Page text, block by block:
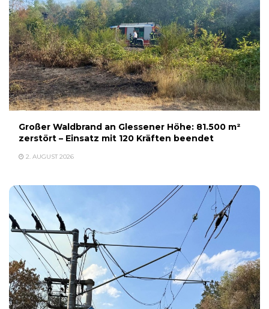
Großer Waldbrand an Glessener Höhe: 81.500 m²
zerstört – Einsatz mit 120 Kräften beendet
2. AUGUST 2026